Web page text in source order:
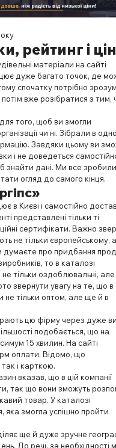
рейтинг і
матеріали на сайті
дуже багато точок, де
спочатку потрібно
вже розібратися з тим,
того, щоб ви змогли
чи ні. Зібрали в
Завдяки цьому ви
і не доведеться
знайти дані. Ми все
огляд до самого кінця.
в Києві і самостійно
представлені тільки ті
сертифікати. Важно
не тільки європейському,
про придбання
то в каталозі
тільки оздоблювальні,
звернути увагу на те, що в
не тільки оптом, але ще й в
цю фірму через дуже
подобається, що на
15 хвилин. На сайті
оплати. Відомо, що
і карткою.
вказав, що в цій компанії
так що вони зможуть
товар. У каталозі
яка змогла успішно пройти
ще й дуже зручне
До речі, за необхідності